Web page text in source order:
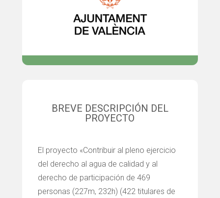
BREVE DESCRIPCIÓN DEL
PROYECTO
El proyecto «Contribuir al pleno ejercicio
del derecho al agua de calidad y al
derecho de participación de 469
personas (227m, 232h) (422 titulares de